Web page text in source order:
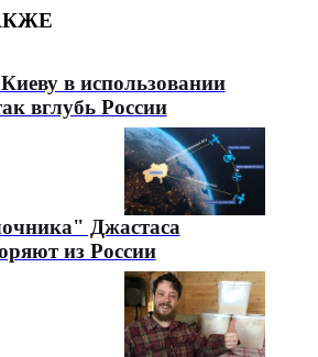
в использовании
вглубь России
Джастаса
из России